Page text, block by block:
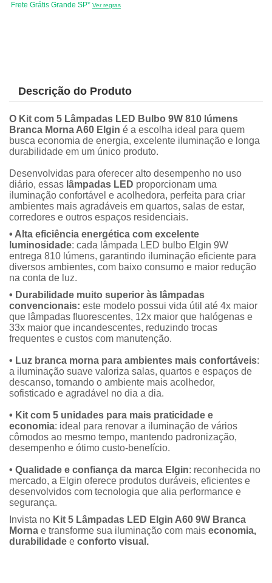
Frete Grátis Grande SP* Ver regras
Descrição do Produto
O Kit com 5 Lâmpadas LED Bulbo 9W 810 lúmens
Branca Morna A60 Elgin é a escolha ideal para quem
busca economia de energia, excelente iluminação e longa
durabilidade em um único produto.
Desenvolvidas para oferecer alto desempenho no uso
diário, essas lâmpadas LED proporcionam uma
iluminação confortável e acolhedora, perfeita para criar
ambientes mais agradáveis em quartos, salas de estar,
corredores e outros espaços residenciais.
• Alta eficiência energética com excelente
luminosidade: cada lâmpada LED bulbo Elgin 9W
entrega 810 lúmens, garantindo iluminação eficiente para
diversos ambientes, com baixo consumo e maior redução
na conta de luz.
• Durabilidade muito superior às lâmpadas
convencionais: este modelo possui vida útil até 4x maior
que lâmpadas fluorescentes, 12x maior que halógenas e
33x maior que incandescentes, reduzindo trocas
frequentes e custos com manutenção.
• Luz branca morna para ambientes mais confortáveis:
a iluminação suave valoriza salas, quartos e espaços de
descanso, tornando o ambiente mais acolhedor,
sofisticado e agradável no dia a dia.
• Kit com 5 unidades para mais praticidade e
economia: ideal para renovar a iluminação de vários
cômodos ao mesmo tempo, mantendo padronização,
desempenho e ótimo custo-benefício.
• Qualidade e confiança da marca Elgin: reconhecida no
mercado, a Elgin oferece produtos duráveis, eficientes e
desenvolvidos com tecnologia que alia performance e
segurança.
Invista no Kit 5 Lâmpadas LED Elgin A60 9W Branca
Morna e transforme sua iluminação com mais economia,
durabilidade e conforto visual.